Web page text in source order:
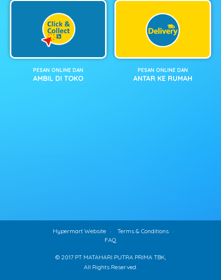
PESAN ONLINE DAN
AMBIL DI TOKO
PESAN ONLINE DAN
ANTAR KE RUMAH
Hypermart Website
Terms & Conditions
FAQ
© 2017 PT MATAHARI PUTRA PRIMA TBK,
All Rights Reserved.